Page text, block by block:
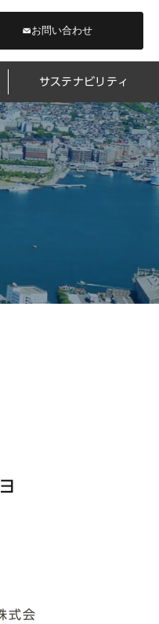
お問い合わせ
サステナビリティ
式会